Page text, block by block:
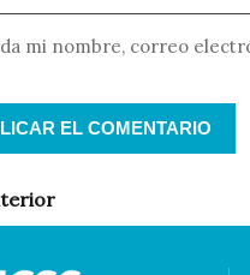
mi nombre, correo